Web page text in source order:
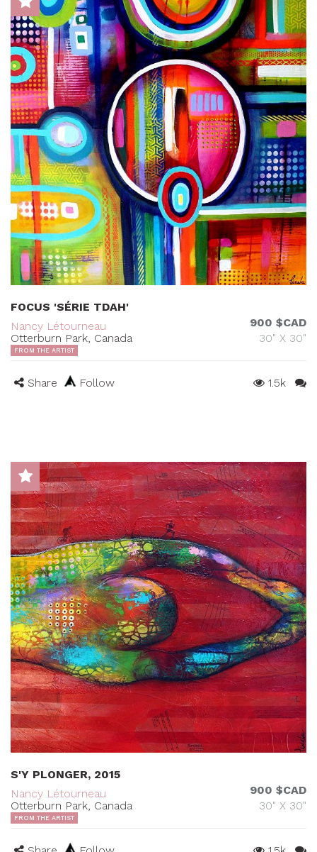
FOCUS 'SÉRIE TDAH'
Nancy Létourneau
Otterburn Park, Canada
900 $CAD
30" X 30"
FROM THE ARTIST
Share Follow 1.5k
S'Y PLONGER, 2015
Nancy Létourneau
Otterburn Park, Canada
900 $CAD
30" X 30"
FROM THE ARTIST